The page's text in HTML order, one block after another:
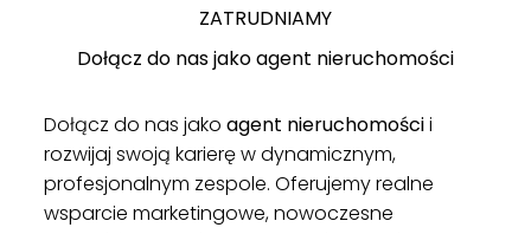
ZATRUDNIAMY
Dołącz do nas jako agent nieruchomości
Dołącz do nas jakoagent nieruchomościi
rozwijaj swoją karierę w dynamicznym,
profesjonalnym zespole. Oferujemy realne
wsparcie marketingowe, nowoczesne